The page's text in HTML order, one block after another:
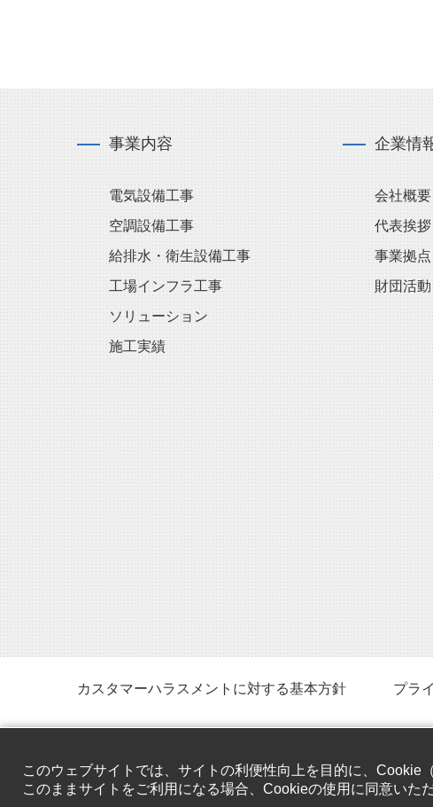
事業内容
電気設備工事
空調設備工事
給排水・衛生設備工事
工場インフラ工事
ソリューション
施工実績
企業情
会社概要
代表挨拶
事業拠
財団活動
カスタマーハラスメントに対する基本方針 プラ
このウェブサイトでは、サイトの利便性向上を目的に、Cookie
このままサイトをご利用になる場合、Cookieの使用に同意いた